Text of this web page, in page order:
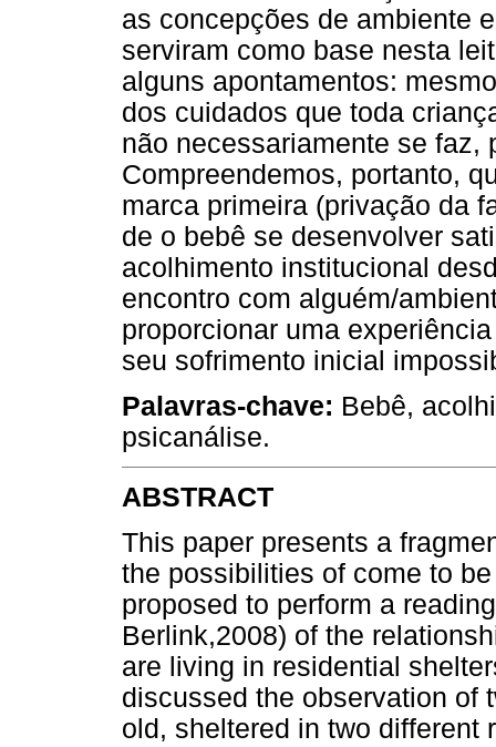
as concepções de ambiente
serviram como base nesta
alguns apontamentos:
dos cuidados que toda
não necessariamente se faz,
Compreendemos, portanto,
marca primeira (privação da
de o bebê se desenvolver
acolhimento institucional
encontro com alguém/
proporcionar uma
seu sofrimento inicial
Palavras-chave: Bebê,
psicanálise.
ABSTRACT
This paper presents a
the possibilities of come to
proposed to perform a
Berlink,2008) of the
are living in residential
discussed the observation of
old, sheltered in two different